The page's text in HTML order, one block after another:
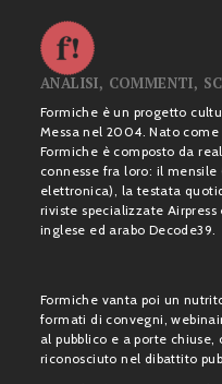
ANALISI, COMMENTI,
Formiche è un progetto
Messa nel 2004. Nato
Formiche è composto da
connesse fra loro: il
elettronica), la testata
riviste specializzate
inglese ed arabo Decode39.
Formiche vanta poi un
formati di convegni,
al pubblico e a porte
riconosciuto nel dibattito